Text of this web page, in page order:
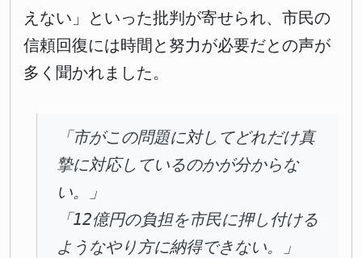
えない」といった批判が寄せられ、市民の
信頼回復には時間と努力が必要だとの声が
多く聞かれました。
「市がこの問題に対してどれだけ真
摯に対応しているのかが分からな
い。」
「12億円の負担を市民に押し付ける
ようなやり方に納得できない。」